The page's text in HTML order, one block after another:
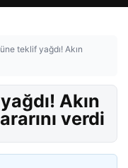
teklif yağdı! Akın
Akın
verdi